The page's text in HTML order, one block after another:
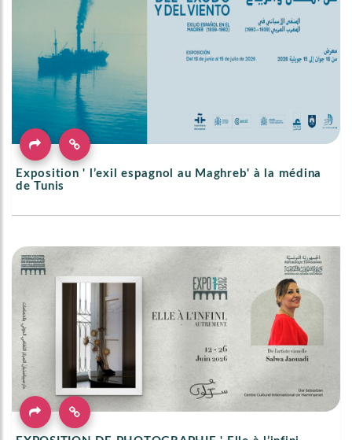
Exposition ' l’exil espagnol au Maghreb' à la médina
de Tunis